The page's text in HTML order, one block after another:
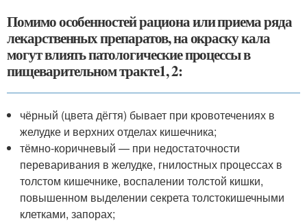
Помимо особенностей рациона или приема ряда
лекарственных препаратов, на окраску кала
могут влиять патологические процессы в
пищеварительном тракте1, 2:
чёрный (цвета дёгтя) бывает при кровотечениях в
желудке и верхних отделах кишечника;
тёмно-коричневый — при недостаточности
переваривания в желудке, гнилостных процессах в
толстом кишечнике, воспалении толстой кишки,
повышенном выделении секрета толстокишечными
клетками, запорах;